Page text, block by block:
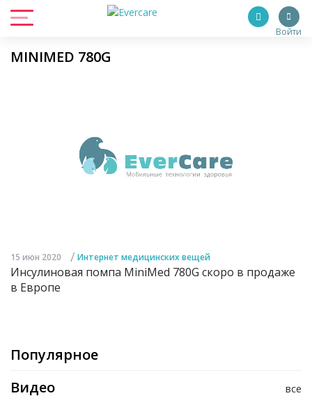
Войти
MINIMED 780G
15 июн 2020 / Интернет медицинских вещей
Инсулиновая помпа MiniMed 780G скоро в продаже
в Европе
Популярное
все
Видео